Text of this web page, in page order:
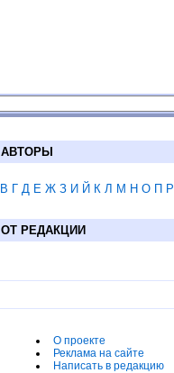
АВТОРЫ
В Г Д Е Ж З И Й К Л М Н О П Р
ОТ РЕДАКЦИИ
О проекте
Реклама на сайте
Написать в редакцию